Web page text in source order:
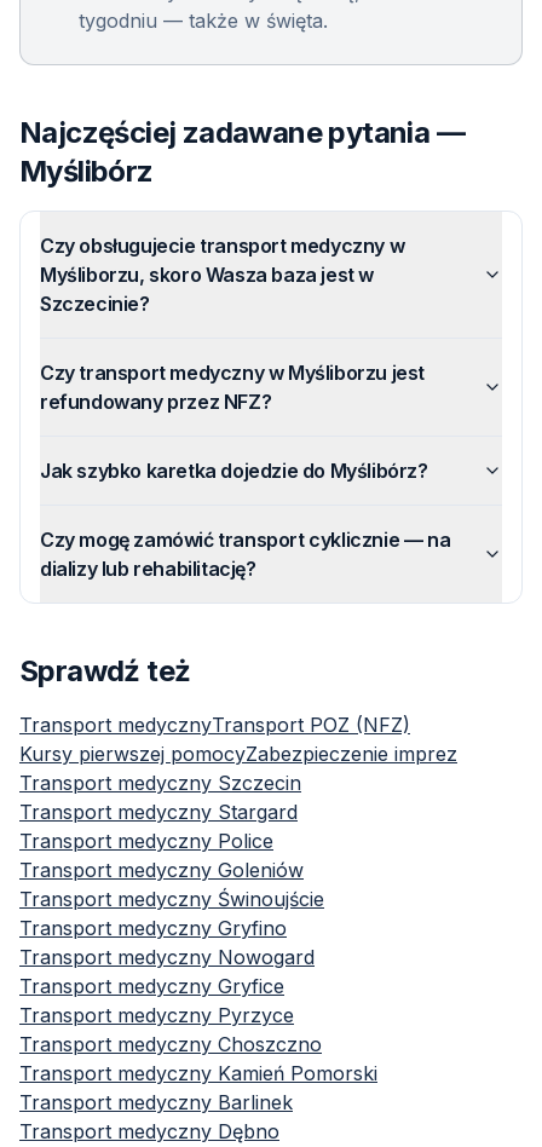
tygodniu — także w święta.
Najczęściej zadawane pytania —
Myślibórz
Czy obsługujecie transport medyczny w
Myśliborzu, skoro Wasza baza jest w
Szczecinie?
Czy transport medyczny w Myśliborzu jest
refundowany przez NFZ?
Jak szybko karetka dojedzie do Myślibórz?
Czy mogę zamówić transport cyklicznie — na
dializy lub rehabilitację?
Sprawdź też
Transport medycznyTransport POZ (NFZ)
Kursy pierwszej pomocyZabezpieczenie imprez
Transport medyczny Szczecin
Transport medyczny Stargard
Transport medyczny Police
Transport medyczny Goleniów
Transport medyczny Świnoujście
Transport medyczny Gryfino
Transport medyczny Nowogard
Transport medyczny Gryfice
Transport medyczny Pyrzyce
Transport medyczny Choszczno
Transport medyczny Kamień Pomorski
Transport medyczny Barlinek
Transport medyczny Dębno